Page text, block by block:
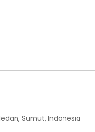
Sumut, Indonesia